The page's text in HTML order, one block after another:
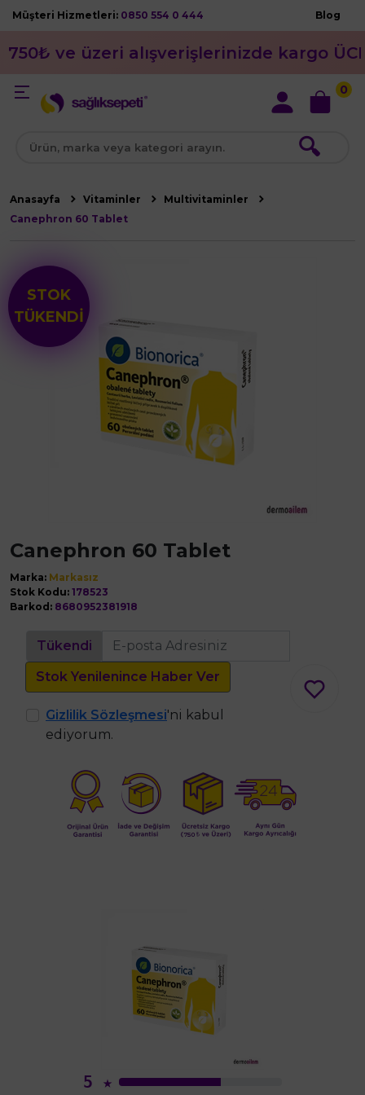
Müşteri Hizmetleri: 0850 554 0 444 Blog
750₺ ve üzeri alışverişlerinizde kargo
🔍
0
Anasayfa Vitaminler
Multivitaminler
Canephron 60 Tablet
STOK
TÜKENDİ
Canephron 60 Tablet
Marka: Markasız
Stok Kodu: 178523
Barkod: 8680952381918
Tükendi
Stok Yenilenince Haber Ver
Gizlilik Sözleşmesi'ni kabul
ediyorum.
5 ★